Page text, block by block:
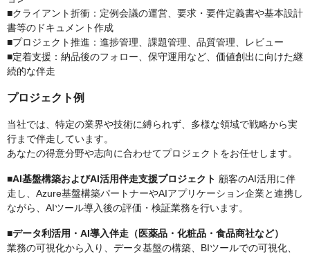
■クライアント折衝：定例会議の運営、要求・要件定義書や基本設計
書等のドキュメント作成
■プロジェクト推進：進捗管理、課題管理、品質管理、レビュー
■定着支援：納品後のフォロー、保守運用など、価値創出に向けた継
続的な伴走
プロジェクト例
当社では、特定の業界や技術に縛られず、多様な領域で戦略から実
行まで伴走しています。
あなたの得意分野や志向に合わせてプロジェクトをお任せします。
■AI基盤構築およびAI活用伴走支援プロジェクト 顧客のAI活用に伴
走し、Azure基盤構築パートナーやAIアプリケーション企業と連携し
ながら、AIツール導入後の評価・検証業務を行います。
■データ利活用・AI導入伴走（医薬品・化粧品・食品商社など）
業務の可視化から入り、データ基盤の構築、BIツールでの可視化、